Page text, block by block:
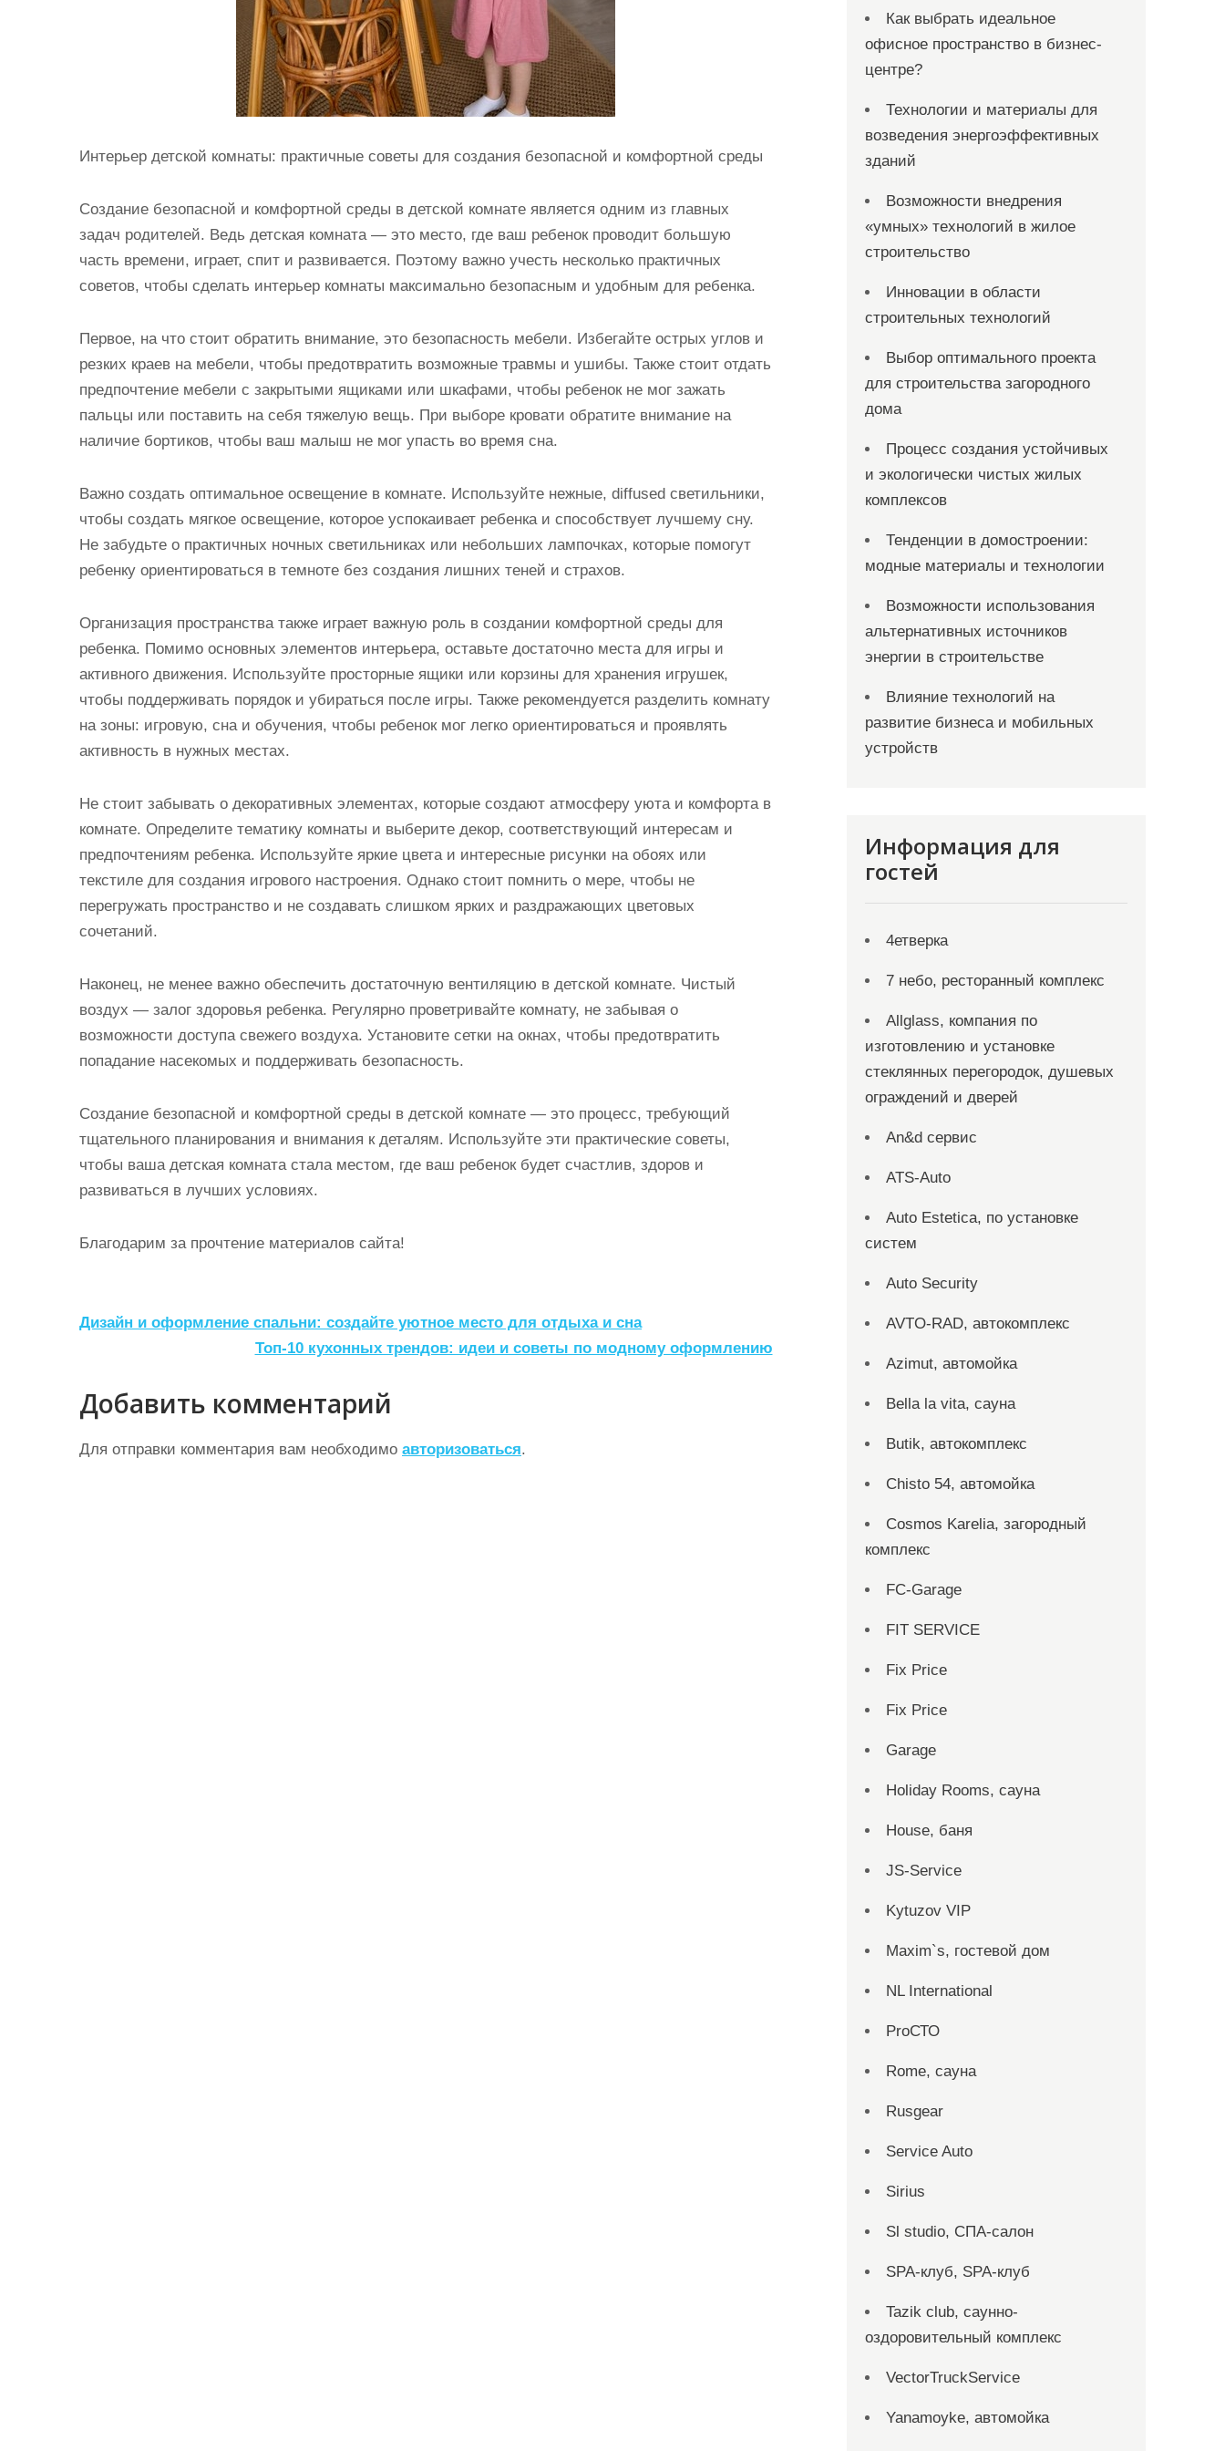
Интерьер детской комнаты: практичные советы для создания безопасной и комфортной среды
Создание безопасной и комфортной среды в детской комнате является одним из главных
задач родителей. Ведь детская комната — это место, где ваш ребенок проводит большую
часть времени, играет, спит и развивается. Поэтому важно учесть несколько практичных
советов, чтобы сделать интерьер комнаты максимально безопасным и удобным для ребенка.
Первое, на что стоит обратить внимание, это безопасность мебели. Избегайте острых углов и
резких краев на мебели, чтобы предотвратить возможные травмы и ушибы. Также стоит отдать
предпочтение мебели с закрытыми ящиками или шкафами, чтобы ребенок не мог зажать
пальцы или поставить на себя тяжелую вещь. При выборе кровати обратите внимание на
наличие бортиков, чтобы ваш малыш не мог упасть во время сна.
Важно создать оптимальное освещение в комнате. Используйте нежные, diffused светильники,
чтобы создать мягкое освещение, которое успокаивает ребенка и способствует лучшему сну.
Не забудьте о практичных ночных светильниках или небольших лампочках, которые помогут
ребенку ориентироваться в темноте без создания лишних теней и страхов.
Организация пространства также играет важную роль в создании комфортной среды для
ребенка. Помимо основных элементов интерьера, оставьте достаточно места для игры и
активного движения. Используйте просторные ящики или корзины для хранения игрушек,
чтобы поддерживать порядок и убираться после игры. Также рекомендуется разделить комнату
на зоны: игровую, сна и обучения, чтобы ребенок мог легко ориентироваться и проявлять
активность в нужных местах.
Не стоит забывать о декоративных элементах, которые создают атмосферу уюта и комфорта в
комнате. Определите тематику комнаты и выберите декор, соответствующий интересам и
предпочтениям ребенка. Используйте яркие цвета и интересные рисунки на обоях или
текстиле для создания игрового настроения. Однако стоит помнить о мере, чтобы не
перегружать пространство и не создавать слишком ярких и раздражающих цветовых
сочетаний.
Наконец, не менее важно обеспечить достаточную вентиляцию в детской комнате. Чистый
воздух — залог здоровья ребенка. Регулярно проветривайте комнату, не забывая о
возможности доступа свежего воздуха. Установите сетки на окнах, чтобы предотвратить
попадание насекомых и поддерживать безопасность.
Создание безопасной и комфортной среды в детской комнате — это процесс, требующий
тщательного планирования и внимания к деталям. Используйте эти практические советы,
чтобы ваша детская комната стала местом, где ваш ребенок будет счастлив, здоров и
развиваться в лучших условиях.
Благодарим за прочтение материалов сайта!
Н
в
и
г
Дизайн и оформление спальни: создайте уютное место для отдыха и сна
Топ-10 кухонных трендов: идеи и советы по модному оформлению
Добавить комментарий
Для отправки комментария вам необходимо авторизоваться.
Как выбрать идеальное
офисное пространство в бизнес-
центре?
Технологии и материалы для
возведения энергоэффективных
зданий
Возможности внедрения
«умных» технологий в жилое
строительство
Инновации в области
строительных технологий
Выбор оптимального проекта
для строительства загородного
дома
Процесс создания устойчивых
и экологически чистых жилых
комплексов
Тенденции в домостроении:
модные материалы и технологии
Возможности использования
альтернативных источников
энергии в строительстве
Влияние технологий на
развитие бизнеса и мобильных
устройств
Информация для
гостей
4етверка
7 небо, ресторанный комплекс
Allglass, компания по
изготовлению и установке
стеклянных перегородок, душевых
ограждений и дверей
An&d сервис
ATS-Auto
Auto Estetica, по установке
систем
Auto Security
AVTO-RAD, автокомплекс
Azimut, автомойка
Bella la vita, сауна
Butik, автокомплекс
Chisto 54, автомойка
Cosmos Karelia, загородный
комплекс
FC-Garage
FIT SERVICE
Fix Price
Fix Price
Garage
Holiday Rooms, сауна
House, баня
JS-Service
Kytuzov VIP
Maxim`s, гостевой дом
NL International
ProСТО
Rome, сауна
Rusgear
Service Auto
Sirius
Sl studio, СПА-салон
SPA-клуб, SPA-клуб
Tazik club, саунно-
оздоровительный комплекс
VectorTruckService
Yanamoyke, автомойка